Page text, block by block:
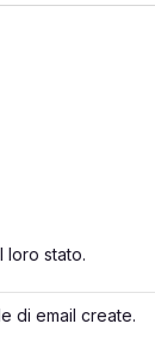
loro stato.
di email create.